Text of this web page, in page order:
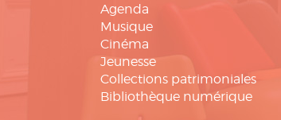
Agenda
Musique
Cinéma
Jeunesse
Collections patrimoniales
Bibliothèque numérique